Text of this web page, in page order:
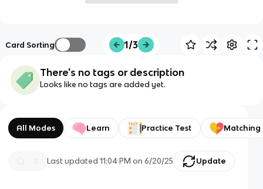
Card Sorting 1/3
There's no tags or description
Looks like no tags are added yet.
All Modes Learn Practice Test Matching
Last updated11:04 PM on 6/20/25 Update